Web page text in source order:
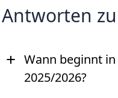
Antworten
+ Wann beginnt
2025/2026?